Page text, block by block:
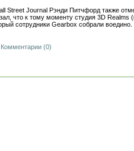
Street Journal Рэнди Питчфорд также
что к тому моменту студия 3D
сотрудники Gearbox собрали воедино.
Комментарии (0)